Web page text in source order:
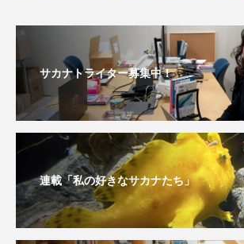
未来館
桂浜水族館 梅雨 棘皮動物
横浜開運水族館 正月 歴史
死滅回遊魚 水 水族館
水槽 水生昆虫 水生生物
河川 沼津港深海水族館 法律
サカナトライター募集中！
連載「私の好きなサカナたち」